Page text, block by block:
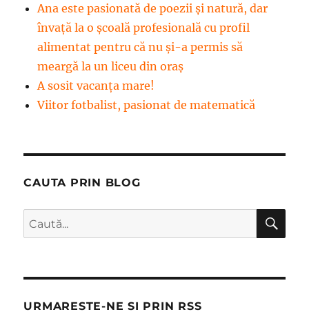
Ana este pasionată de poezii și natură, dar
învață la o școală profesională cu profil
alimentat pentru că nu și-a permis să
meargă la un liceu din oraș
A sosit vacanța mare!
Viitor fotbalist, pasionat de matematică
CAUTA PRIN BLOG
Caută
după:
URMARESTE-NE SI PRIN RSS